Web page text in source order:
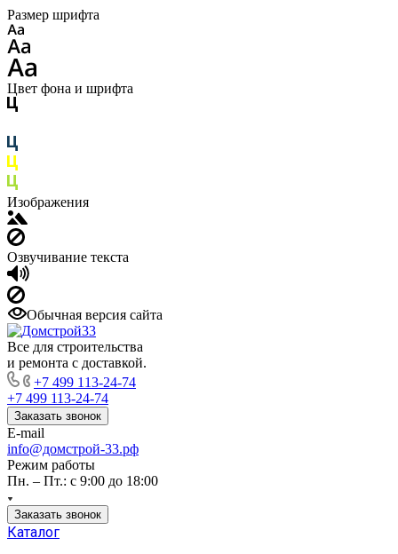
Размер шрифта
Цвет фона и шрифта
Изображения
Озвучивание текста
Обычная версия сайта
Все для строительства
и ремонта с доставкой.
+7 499 113-24-74
+7 499 113-24-74
Заказать звонок
E-mail
info@домстрой-33.рф
Режим работы
Пн. – Пт.: с 9:00 до 18:00
Заказать звонок
Каталог